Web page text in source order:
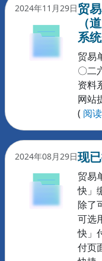
2024年11月29日贸
（
系
贸易
〇二
资料
网站
( 阅
2024年08月29日现
贸易
快」
除了
可选
快」
付页